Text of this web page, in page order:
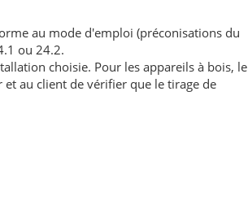
au mode d'emploi (préconisations du
ou 24.2.
choisie. Pour les appareils à bois, le
au client de vérifier que le tirage de